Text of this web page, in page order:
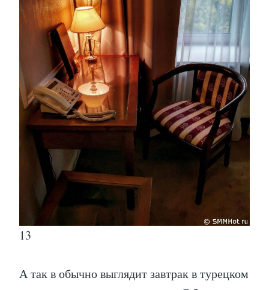
13
А так в обычно выглядит завтрак в турецком